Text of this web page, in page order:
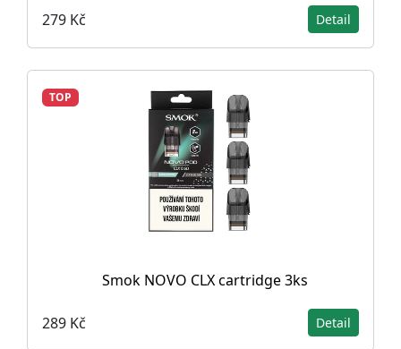
279 Kč Detail
TOP
Smok NOVO CLX cartridge 3ks
289 Kč Detail